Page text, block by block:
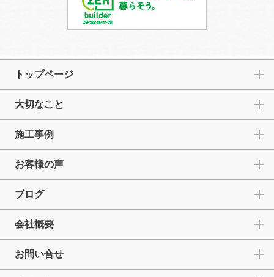
トップページ
大切なこと
施工事例
お客様の声
ブログ
会社概要
お問い合せ